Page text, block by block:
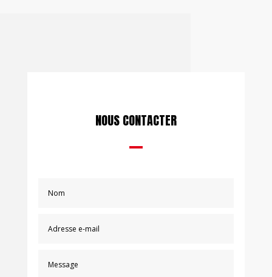
NOUS CONTACTER